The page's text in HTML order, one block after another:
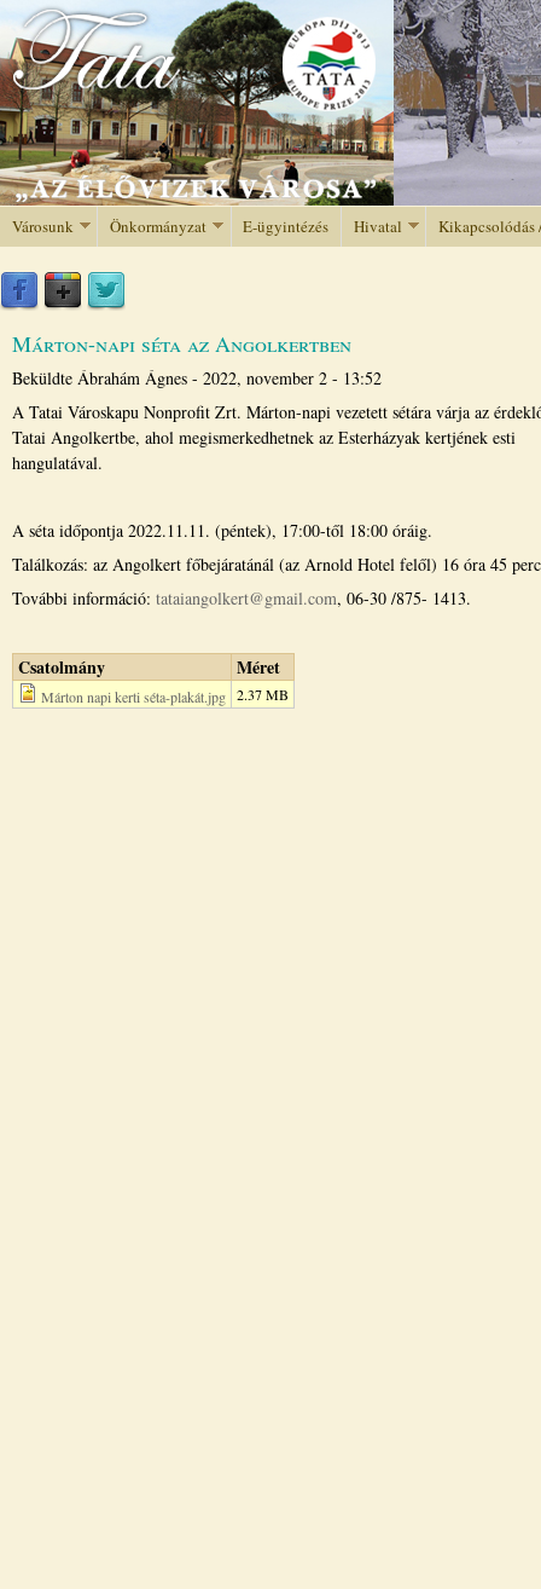
Jump to navigation
Városunk Önkormányzat E-ügyintézés Hivatal Kikapcsolódás
Márton-napi séta az Angolkertben
Beküldte Ábrahám Ágnes - 2022, november 2 - 13:52
A Tatai Városkapu Nonprofit Zrt. Márton-napi vezetett sétára várja az
Tatai Angolkertbe, ahol megismerkedhetnek az Esterházyak kertjének esti
hangulatával.
A séta időpontja 2022.11.11. (péntek), 17:00-től 18:00 óráig.
Találkozás: az Angolkert főbejáratánál (az Arnold Hotel felől) 16 óra 45
További információ: tataiangolkert@gmail.com, 06-30 /875- 1413.
Csatolmány Méret
Márton napi kerti séta-plakát.jpg 2.37 MB